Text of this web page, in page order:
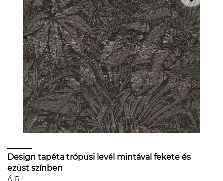
Design tapéta trópusi levél mintával fekete és
ezüst színben
ÁR: